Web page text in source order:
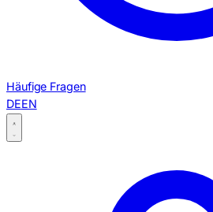
Häufige Fragen
DEEN